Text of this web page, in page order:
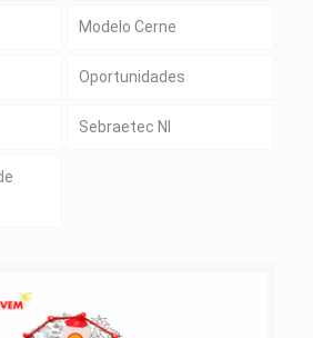
Modelo Cerne
Oportunidades
Sebraetec NI